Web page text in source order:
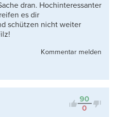
dran. Hochinteressanter
es dir
schützen nicht weiter
Kommentar melden
90
0